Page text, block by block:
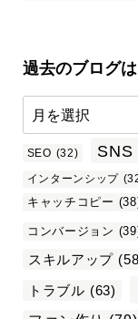
過去のブログ
SEO (32) SNS
インターンシップ
キャッチコピー
コンバージョン
スキルアップ
トラブル (63)